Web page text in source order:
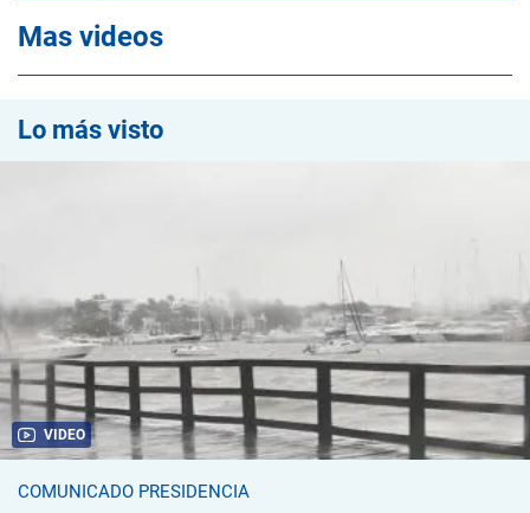
Mas videos
Lo más visto
VIDEO
COMUNICADO PRESIDENCIA